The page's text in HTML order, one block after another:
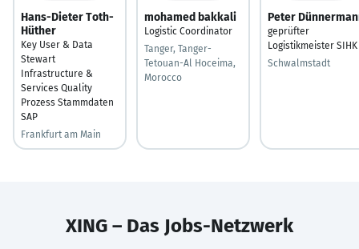
Hans-Dieter Toth-
Hüther
Key User & Data
Stewart
Infrastructure &
Services Quality
Prozess Stammdaten
SAP
Frankfurt am Main
mohamed bakkali
Logistic Coordinator
Tanger, Tanger-
Tetouan-Al Hoceima,
Morocco
Peter
geprüfter
Logistikmeister SIHK
Schwalmstadt
XING – Das Jobs-Netzwerk